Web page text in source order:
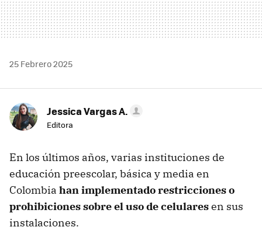
25 Febrero 2025
Jessica Vargas A.
Editora
En los últimos años, varias instituciones de
educación preescolar, básica y media en
Colombia han implementado restricciones o
prohibiciones sobre el uso de celularesen sus
instalaciones.